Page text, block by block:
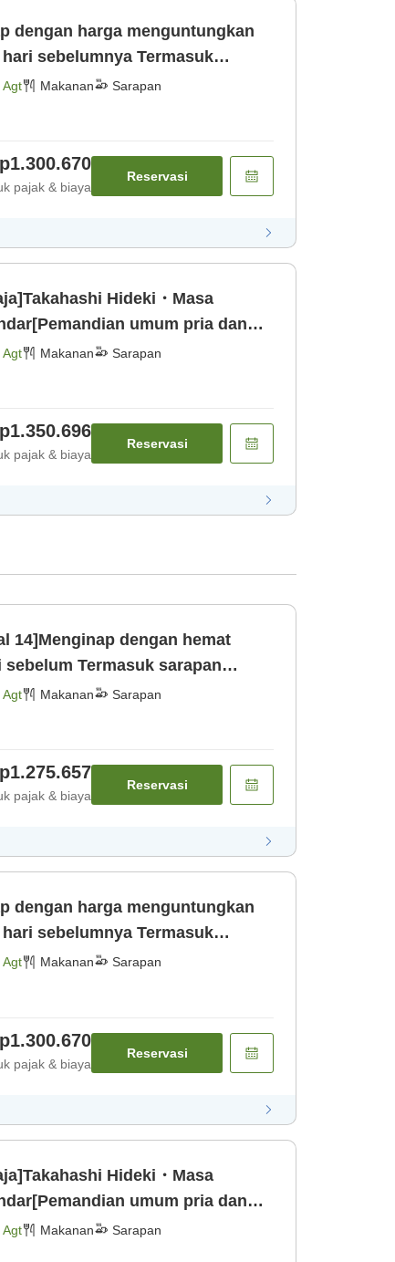
dengan harga menguntungkan
sebelumnya Termasuk
umum [Sarapan]
Agt Makanan Sarapan
pajak & biaya
Reservasi
Hideki・Masa
umum pria dan
sarapan [Sarapan]
Agt Makanan Sarapan
pajak & biaya
Reservasi
14]Menginap dengan hemat
Termasuk sarapan
umum [Sarapan]
Agt Makanan Sarapan
pajak & biaya
Reservasi
dengan harga menguntungkan
sebelumnya Termasuk
umum [Sarapan]
Agt Makanan Sarapan
pajak & biaya
Reservasi
Hideki・Masa
umum pria dan
sarapan [Sarapan]
Agt Makanan Sarapan